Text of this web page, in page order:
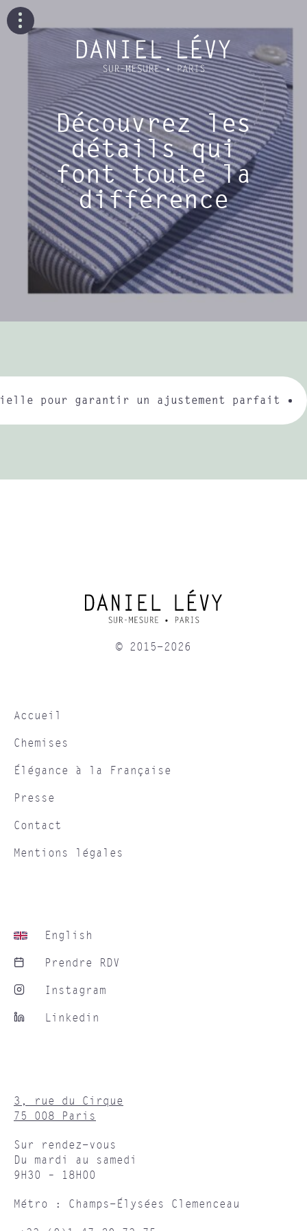
Découvrez les
détails qui
font toute la
différence
pour garantir un ajustement parfait
© 2015-2026
Accueil
Chemises
Élégance à la Française
Presse
Contact
Mentions légales
English
Prendre RDV
Instagram
Linkedin
3, rue du Cirque
75 008 Paris
Sur rendez-vous
Du mardi au samedi
9H30 – 18H00
Métro : Champs-Élysées Clemenceau